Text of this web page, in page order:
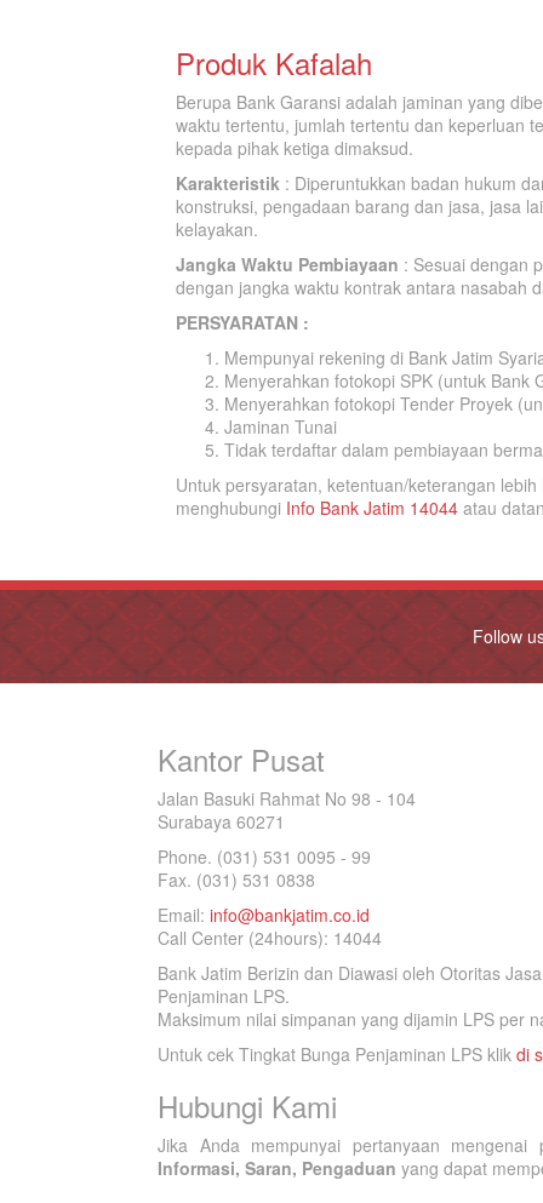
Produk Kafalah
Berupa Bank Garansi adalah jaminan yang
waktu tertentu, jumlah tertentu dan keperluan
kepada pihak ketiga dimaksud.
Karakteristik : Diperuntukkan badan hukum
konstruksi, pengadaan barang dan jasa, jasa
kelayakan.
Jangka Waktu Pembiayaan : Sesuai dengan
dengan jangka waktu kontrak antara nasabah
PERSYARATAN :
Mempunyai rekening di Bank Jatim
Menyerahkan fotokopi SPK (untuk Bank
Menyerahkan fotokopi Tender Proyek
Jaminan Tunai
Tidak terdaftar dalam pembiayaan
Untuk persyaratan, ketentuan/keterangan
menghubungi Info Bank Jatim 14044 atau
Follow
Kantor Pusat
Jalan Basuki Rahmat No 98 - 104
Surabaya 60271
Phone. (031) 531 0095 - 99
Fax. (031) 531 0838
Email: info@bankjatim.co.id
Call Center (24hours): 14044
Bank Jatim Berizin dan Diawasi oleh Otoritas
Penjaminan LPS.
Maksimum nilai simpanan yang dijamin LPS per
Untuk cek Tingkat Bunga Penjaminan LPS klik di
Hubungi Kami
Jika Anda mempunyai pertanyaan
Informasi, Saran, Pengaduan yang dapat